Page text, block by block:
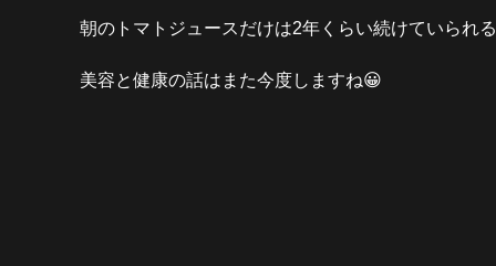
朝のトマトジュースだけは2年くらい続けていられ
美容と健康の話はまた今度しますね😀